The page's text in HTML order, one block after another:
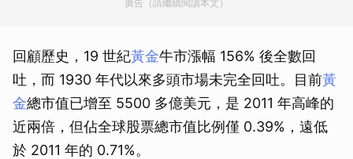
廣告（請繼續閱讀本文）
回顧歷史，19 世紀黃金牛市漲幅 156% 後全數回
吐，而 1930 年代以來多頭市場未完全回吐。目前黃
金總市值已增至 5500 多億美元，是 2011 年高峰的
近兩倍，但佔全球股票總市值比例僅 0.39%，遠低
於 2011 年的 0.71%。